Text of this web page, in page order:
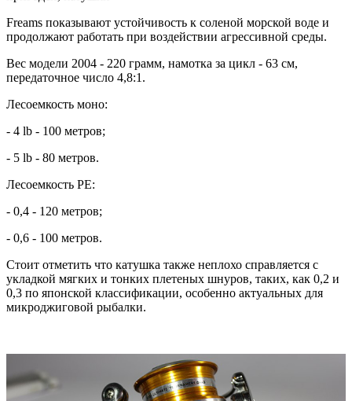
Freams показывают устойчивость к соленой морской воде и
продолжают работать при воздействии агрессивной среды.
Вес модели 2004 - 220 грамм, намотка за цикл - 63 см,
передаточное число 4,8:1.
Лесоемкость моно:
- 4 lb - 100 метров;
- 5 lb - 80 метров.
Лесоемкость PE:
- 0,4 - 120 метров;
- 0,6 - 100 метров.
Стоит отметить что катушка также неплохо справляется с
укладкой мягких и тонких плетеных шнуров, таких, как 0,2 и
0,3 по японской классификации, особенно актуальных для
микроджиговой рыбалки.